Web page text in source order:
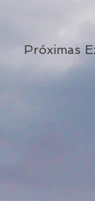
Próximas